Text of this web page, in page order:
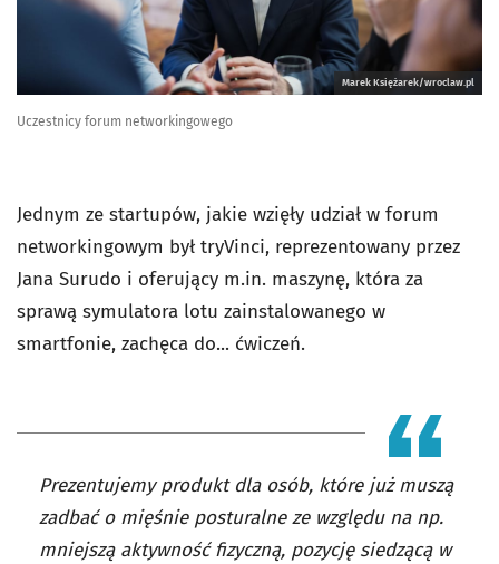
Marek Księżarek/wroclaw.pl
Uczestnicy forum networkingowego
Jednym ze startupów, jakie wzięły udział w forum
networkingowym był tryVinci, reprezentowany przez
Jana Surudo i oferujący m.in. maszynę, która za
sprawą symulatora lotu zainstalowanego w
smartfonie, zachęca do... ćwiczeń.
Prezentujemy produkt dla osób, które już muszą
zadbać o mięśnie posturalne ze względu na np.
mniejszą aktywność fizyczną, pozycję siedzącą w